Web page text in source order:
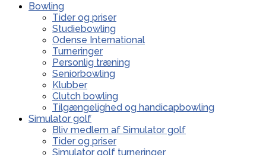
Bowling
Tider og priser
Studiebowling
Odense International
Turneringer
Personlig træning
Seniorbowling
Klubber
Clutch bowling
Tilgængelighed og handicapbowling
Simulator golf
Bliv medlem af Simulator golf
Tider og priser
Simulator golf turneringer